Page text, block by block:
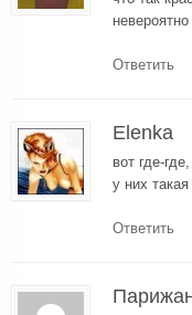
Ответить
Elenka
вот где-
у них
Ответить